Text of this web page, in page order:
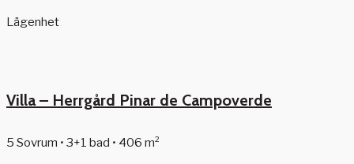
Lägenhet
Villa – Herrgård Pinar de Campoverde
5 Sovrum • 3+1 bad • 406 m²